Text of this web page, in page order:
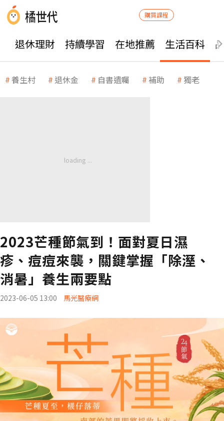
購買課程
退休理財 持續學習 在地推薦 生活百科
養生村 退休金 自書遺囑 補助 獨老
2023芒種節氣到！面對夏日濕
疹、痘痘來襲，關鍵掌握「除溼、
消暑」養生兩要點
2023-06-05 13:00 馬光醫療網